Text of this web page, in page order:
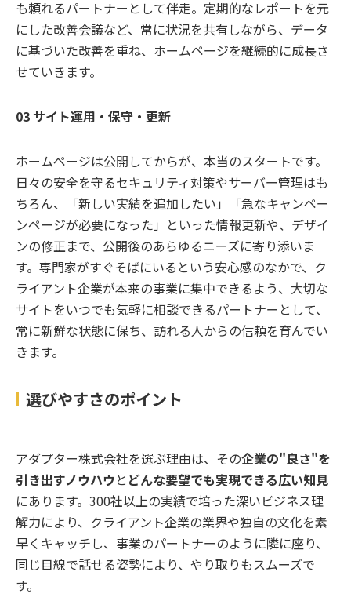
も頼れるパートナーとして伴走。定期的なレポートを元
にした改善会議など、常に状況を共有しながら、データ
に基づいた改善を重ね、ホームページを継続的に成長さ
せていきます。
03 サイト運用・保守・更新
ホームページは公開してからが、本当のスタートです。
日々の安全を守るセキュリティ対策やサーバー管理はも
ちろん、「新しい実績を追加したい」「急なキャンペー
ンページが必要になった」といった情報更新や、デザイ
ンの修正まで、公開後のあらゆるニーズに寄り添いま
す。専門家がすぐそばにいるという安心感のなかで、ク
ライアント企業が本来の事業に集中できるよう、大切な
サイトをいつでも気軽に相談できるパートナーとして、
常に新鮮な状態に保ち、訪れる人からの信頼を育んでい
きます。
選びやすさのポイント
アダプター株式会社を選ぶ理由は、その企業の"良さ"を
引き出すノウハウと どんな要望でも実現できる広い知見
にあります。300社以上の実績で培った深いビジネス理
解力により、クライアント企業の業界や独自の文化を素
早くキャッチし、事業のパートナーのように隣に座り、
同じ目線で話せる姿勢により、やり取りもスムーズで
す。